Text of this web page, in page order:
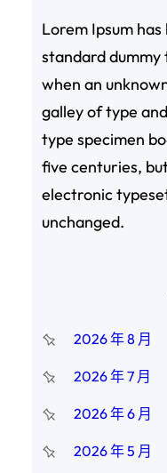
Lorem Ipsum
standard dummy
when an
galley of type
type specimen
five centuries,
electronic
unchanged.
2026 年 8 月
2026 年 7 月
2026 年 6 月
2026 年 5 月